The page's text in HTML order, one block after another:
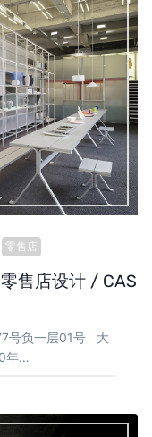
零售店
售店设计 / CASE
号负一层01号 大
年…